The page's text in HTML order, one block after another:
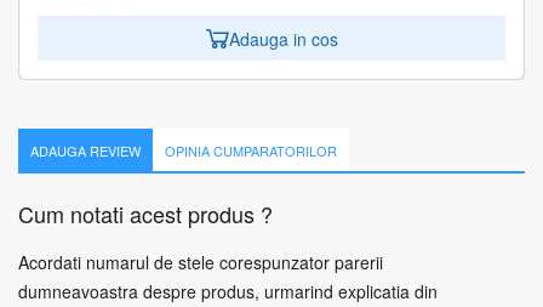
Adauga in cos
ADAUGA REVIEW OPINIA CUMPARATORILOR
Cum notati acest produs ?
Acordati numarul de stele corespunzator parerii
dumneavoastra despre produs, urmarind explicatia din